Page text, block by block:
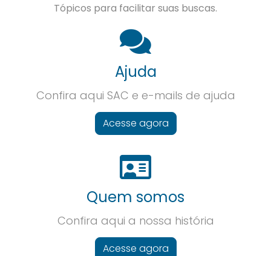
Tópicos para facilitar suas buscas.
Ajuda
Confira aqui SAC e e-mails de ajuda
Acesse agora
Quem somos
Confira aqui a nossa história
Acesse agora